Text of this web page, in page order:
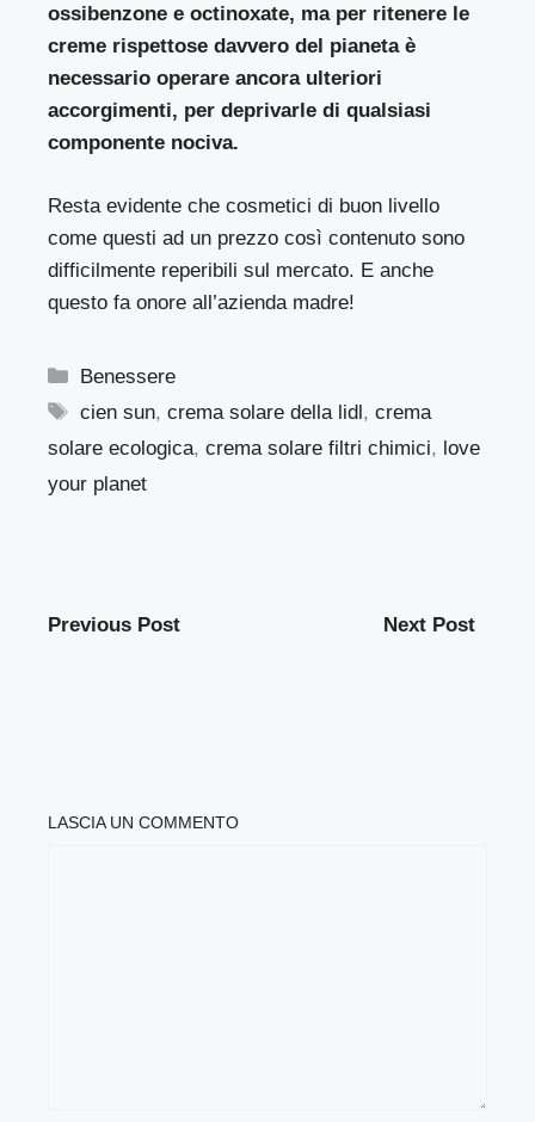
ossibenzone e octinoxate, ma per ritenere le
creme rispettose davvero del pianeta è
necessario operare ancora ulteriori
accorgimenti, per deprivarle di qualsiasi
componente nociva.
Resta evidente che cosmetici di buon livello
come questi ad un prezzo così contenuto sono
difficilmente reperibili sul mercato. E anche
questo fa onore all’azienda madre!
Categorie
Benessere
Tag
cien sun,crema solare della lidl,crema
solare ecologica, crema solare filtri chimici, love
your planet
Previous Post Next Post
LASCIA UN COMMENTO